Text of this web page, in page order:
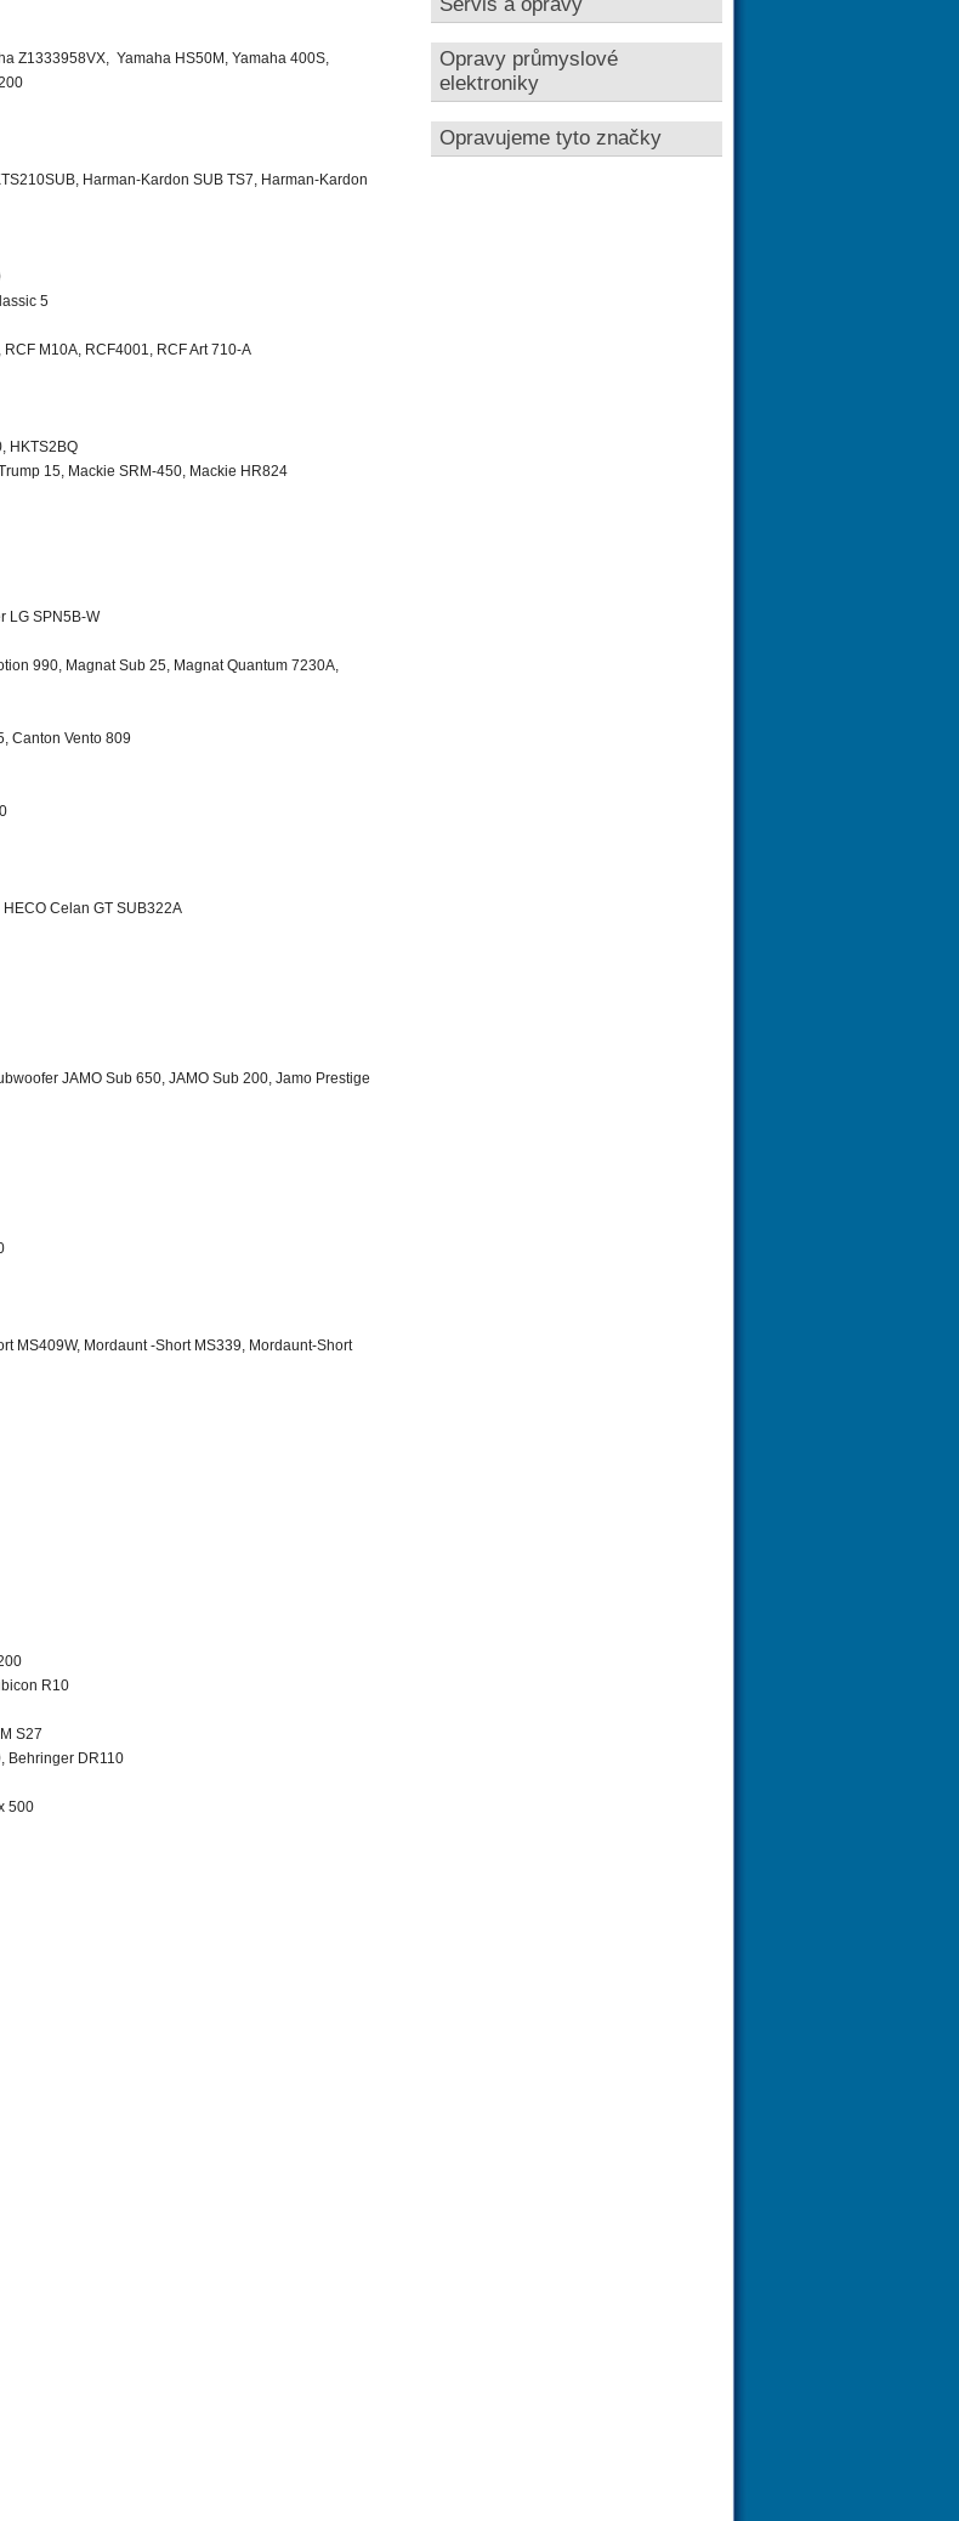
Z1333958VX, Yamaha HS50M, Yamaha 400S,
Harman-Kardon SUB TS7, Harman-Kardon
5
M10A, RCF4001, RCF Art 710-A
HKTS2BQ
15, Mackie SRM-450, Mackie HR824
LG SPN5B-W
990, Magnat Sub 25, Magnat Quantum 7230A,
Canton Vento 809
Celan GT SUB322A
JAMO Sub 650, JAMO Sub 200, Jamo Prestige
MS409W, Mordaunt -Short MS339, Mordaunt-Short
R10
S27
Behringer DR110
500
Opravy průmyslové
elektroniky
Opravujeme tyto značky